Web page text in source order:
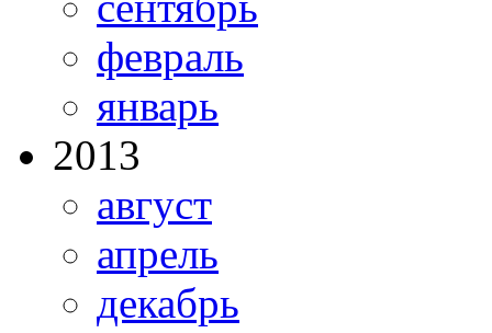
февраль
январь
2013
август
апрель
декабрь